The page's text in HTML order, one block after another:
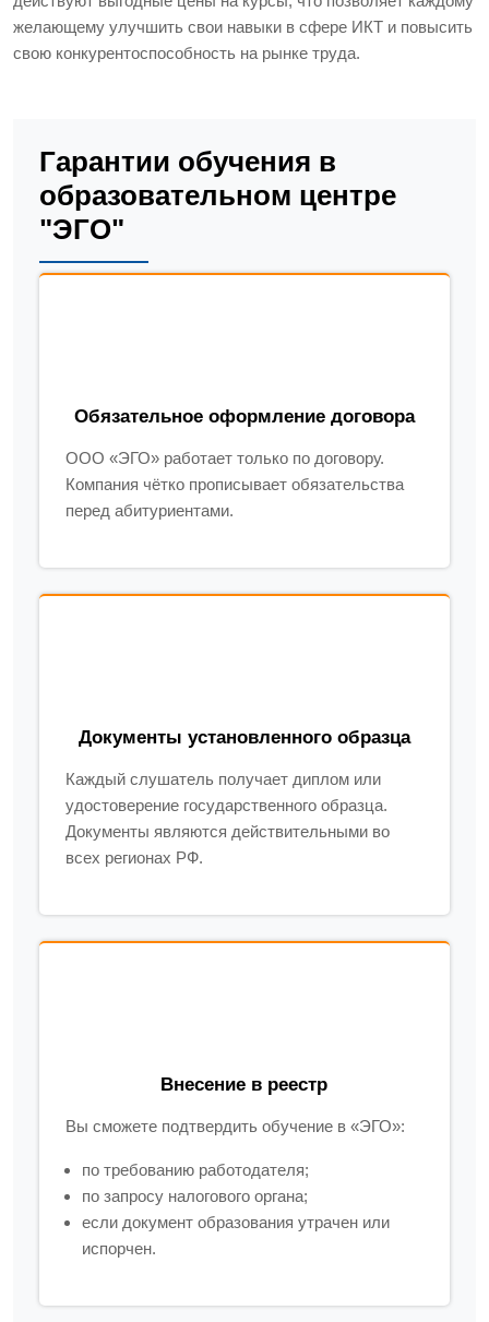
желающему улучшить свои навыки в сфере ИКТ и повысить
свою конкурентоспособность на рынке труда.
Гарантии обучения в
образовательном центре
"ЭГО"
Обязательное оформление договора
ООО «ЭГО» работает только по договору.
Компания чётко прописывает обязательства
перед абитуриентами.
Документы установленного образца
Каждый слушатель получает диплом или
удостоверение государственного образца.
Документы являются действительными во
всех регионах РФ.
Внесение в реестр
Вы сможете подтвердить обучение в «ЭГО»:
по требованию работодателя;
по запросу налогового органа;
если документ образования утрачен или
испорчен.